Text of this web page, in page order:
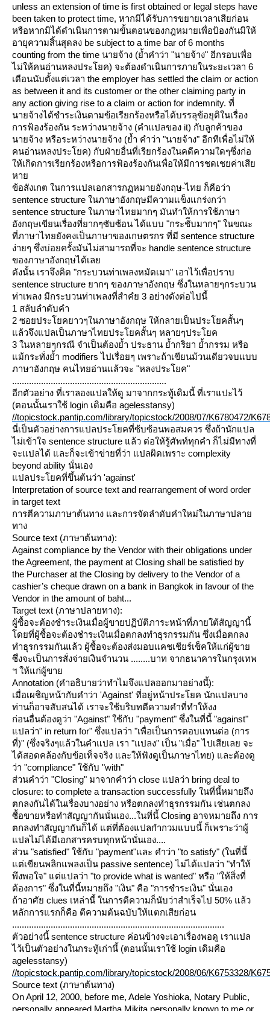
unless an extension of time is first obtained or legal steps have
been taken to protect time, หากมิได้รับการขยายเวลาเสียก่อน
หรือหากมิได้ดำเนินการตามขั้นตอนของกฎหมายเพื่อป้องกันมิให้
อายุความสิ้นสุดลง be subject to a time bar of 6 months
counting from the time นายจ้าง (ย้ำคำว่า "นายจ้าง" อีกรอบเพื่อ
ไม่ให้คนอ่านหลงประโยค) จะต้องดำเนินการภายในระยะเวลา 6
เดือนนับตั้งแต่เวลา the employer has settled the claim or action
as between it and its customer or the other claiming party in
any action giving rise to a claim or action for indemnity. ที่
นายจ้างได้ชำระเงินตามข้อเรียกร้องหรือได้บรรลุข้อยุติในเรื่อง
การฟ้องร้องกัน ระหว่างนายจ้าง (คำแปลของ it) กับลูกค้าของ
นายจ้าง หรือระหว่างนายจ้าง (ย้ำ คำว่า "นายจ้าง" อีกทีเพื่อไม่ให้
คนอ่านหลงประโยค) กับฝ่ายอื่นที่เรียกร้องในคดีความใดๆซึ่งก่อ
ห้เกิดการเรียกร้องหรือการฟ้องร้องกันเพื่อให้มีการชดเชยค่าเสี
หา
ข้อสังเกต ในการแปลเอกสารกฏหมายอังกฤษ-ไทย ก็คือว่า
sentence structure ในภาษาอังกฤษมีความแข็งแกร่งกว่า
sentence structure ในภาษาไทยมากๆ มันทำให้การใช้ภาษา
อังกฤษเขียนเรื่องที่ยากๆซับซ้อน ได้แบบ "กระชัีบมากๆ" ในขณะ
ที่ภาษาไทยยังคงเป็นภาษาของเกษตรกร ที่มี sentence structure
ง่ายๆ ซึ่งบ่อยครั้งมันไม่สามารถที่จะ handle sentence structure
ของภาษาอังกฤษได้เล
ดังนั้น เราจึงคิด "กระบวนท่าเพลงหมัดเมา" เอาไว้เพื่อปราบ
sentence structure ยากๆ ของภาษาอังกฤษ ซึ่งในหลายๆกระบวน
ท่าเพลง มีกระบวนท่าเพลงที่สำคํย 3 อย่างดังต่อไปนี้
1 สลับลำดับคำ
2 ซอยประโยคยาวๆในภาษาอังกฤษ ให้กลายเป็นประโยคสั้นๆ
ล้วจึงแปลเป็นภาษาไทยประโยคสั้นๆ หลายๆประโยค
3 ในหลายๆกรณี จำเป็นต้องย้ำ ประธาน ย้ำกริยา ย้ำกรรม หรือ
ม้กระทั่งย้ำ modifiers ไปเรื่อยๆ เพราะถ้าเขียนม้วนเดียวจบแบบ
ภาษาอังกฤษ คนไทยอ่านแล้วจะ "หลงประโยค"
................................................................
อีกตัวอย่าง ที่เราลองแปลให้ดู มาจากกระทู้เดิมนี้ ที่เราแปะไว้
(ตอนนั้นเราใช้ login เดิมคือ agelesstansy)
//topicstock.pantip.com/library/topicstock/2008/07/K6780472/
นี่เป็นตัวอย่างการแปลประโยคที่ซ้บซ้อนพอสมควร ซึ่งถ้านักแปล
ไม่เข้าใจ sentence structure แล้ว ต่อให้รู้ศัพท์ทุกคำ ก็ไม่มีทางที่
จะแปลได้ และก็จะเข้าข่ายที่ว่า แปลผิดเพราะ complexity
beyond ability นั่นเอง
ปลประโยคที่ขึ้นต้นว่า 'against'
Interpretation of source text and rearrangement of word order
in target text
การตีความภาษาต้นทาง และการจัดลำดับคำใหม่ในภาษาปลา
ทาง
Source text (ภาษาต้นทาง):
Against compliance by the Vendor with their obligations under
the Agreement, the payment at Closing shall be satisfied by
the Purchaser at the Closing by delivery to the Vendor of a
cashier’s cheque drawn on a bank in Bangkok in favour of the
Vendor in the amount of baht...
Target text (ภาษาปลายทาง):
ผู้ซื้อจะต้องชำระเงินเมื่อผู้ขายปฏิบัติภาระหน้าที่ภายใต้สัญญานี้
ดยที่ผู้ซื้อจะต้องชำระเงินเมื่อตกลงทำธุรกรรมกัน ซึ่งเมื่อตกลง
ทำธุรกรรมกันแล้ว ผู้ซื้อจะต้องส่งมอบแคชเชียร์เช็คให้แก่ผู้ขา
ซึ่งจะเป็นการสั่งจ่ายเงินจำนวน ........บาท จากธนาคารในกรุงเทพ
ฯ ให้แก่ผู้ขา
Annotation (คำอธิบายว่าทำไมจึงแปลออกมาอย่างนี้):
เมื่อเผชิญหน้ากับคำว่า 'Against' ที่อยู่หน้าประโยค นักแปลบาง
ท่านก็อาจสับสนได้ เราจะใช้บริบทตีความคำที่ทำให้งง
ก่อนอื่นต้องดูว่า "Against" ใช้กับ "payment" ซึ่งในที่นี้ "against"
ปลว่า" in return for" ซึ่งแปลว่า "เพื่อเป็นการตอบแทนต่อ (การ
ที่)" (ซึ่งจริงๆแล้วในคำแปล เรา "แปลง" เป็น "เมื่อ" ไปเสียเลย จะ
ได้สอดคล้องกับข้อเท็จจริง และให้ฟังดูเป็นภาษาไทย) และต้องดู
ว่า "compliance" ใช้กับ "with"
ส่วนคำว่า "Closing" มาจากคำว่า close แปลว่า bring deal to
closure: to complete a transaction successfully ในที่นี้หมายถึง
ตกลงกันได้ในเรื่องบางอย่าง หรือตกลงทำธุรกรรมกัน เช่นตกลง
ซื้อขายหรือทำสัญญากันนั่นเอง...ในที่นี้ Closing อาจหมายถึง การ
ตกลงทำสัญญากันก็ได้ แต่ที่ต้องแปลกำกวมแบบนี้ ก็เพราะว่าผู้
ปลไม่ได้มีเอกสารครบทุกหน้านั่นเอง....
ส่วน "satisfied" ใช้กับ "payment"และ คำว่า "to satisfy" (ในที่นี้
ต่เขียนพลิกแพลงเป็น passive sentence) ไม่ได้แปลว่า "ทำให้
พึงพอใจ" แต่แปลว่า "to provide what is wanted" หรือ "ให้สิ่งที่
ต้องการ" ซึ่งในที่นี้หมายถึง "เงิน" คือ "การชำระเงิน" นั่นเอง
ถ้าอาศัย clues เหล่านี้ ในการตีความก็นับว่าสำเร็จไป 50% แล้ว
หลักการแรกก็คือ ตีความต้นฉบับให้แตกเสียก่อน
........................................................................................
ตัวอย่างนี้ sentence structure ค่อนข้างจะเอาเรื่องพอดู เราแปล
ไว้เป็นตัวอย่างในกระทู้เก่านี้ (ตอนนั้นเราใช้ login เดิมคือ
agelesstansy)
//topicstock.pantip.com/library/topicstock/2008/06/K6753328/
Source text (ภาษาต้นทาง)
On April 12, 2000, before me, Adele Yoshioka, Notary Public,
personally appeared Martha Mikita personally known to me or